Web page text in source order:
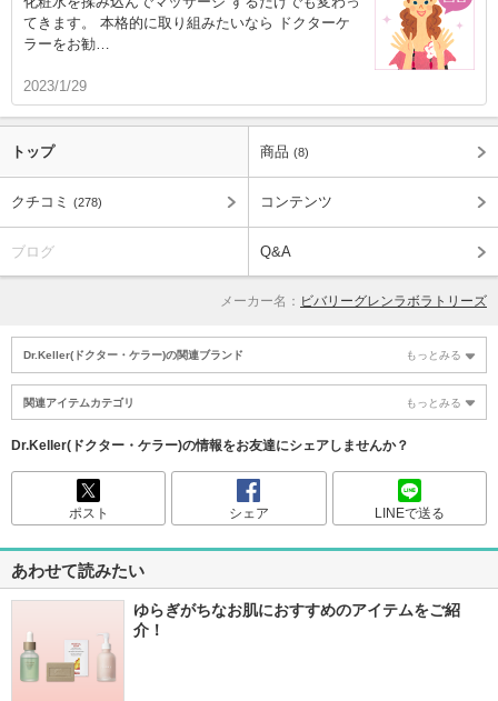
てきます。 本格的に取り組みたいなら ドクターケ
ラーをお勧…
2023/1/29
トップ 商品 (8)
クチコミ (278) コンテンツ
ブログ Q&A
メーカー名： ビバリーグレンラボラトリーズ
Dr.Keller(ドクター・ケラー)の関連ブランド もっとみる
関連アイテムカテゴリ もっとみる
Dr.Keller(ドクター・ケラー)の情報をお友達にシェアしませんか？
ポスト シェア LINEで送る
あわせて読みたい
ゆらぎがちなお肌におすすめのアイテムをご紹
介！